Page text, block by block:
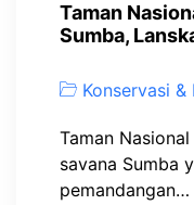
Taman
Sumba,
Konservasi &
Taman
savana Sumba
pemandangan…